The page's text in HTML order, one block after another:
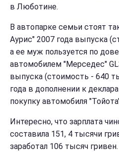
в Люботине.
В автопарке семьи стоят
Аурис" 2007 года выпуска
а ее муж пользуется по
автомобилем "Мерседес"
выпуска (стоимость - 640
года в дополнении к
покупку автомобиля
Интересно, что зарплата
составила 151, 4 тысячи
заработал 106 тысяч гривен.